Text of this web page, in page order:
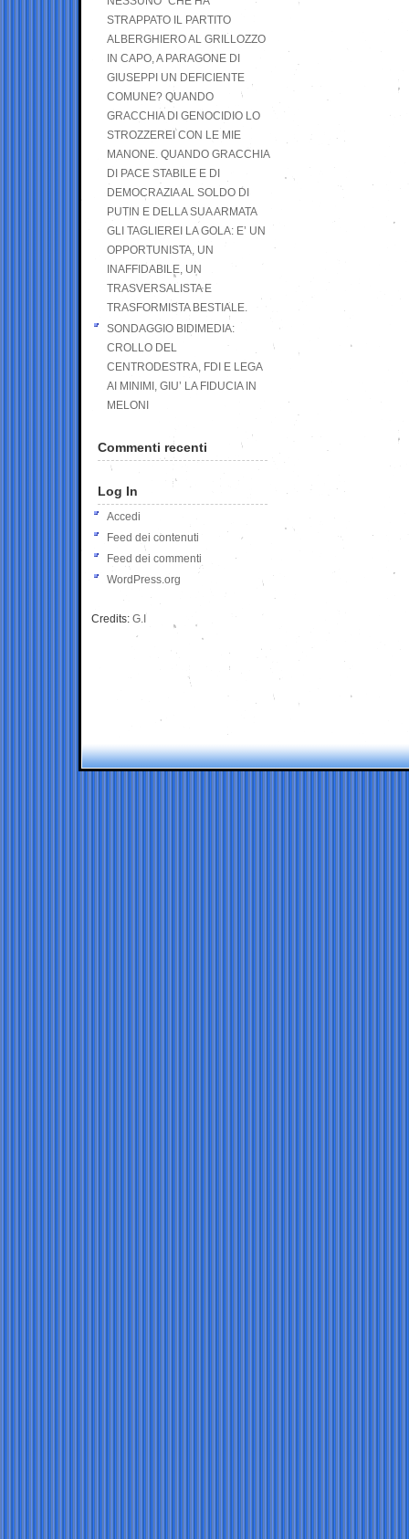
STRAPPATO IL PARTITO
ALBERGHIERO AL GRILLOZZO
IN CAPO, A PARAGONE DI
GIUSEPPI UN DEFICIENTE
COMUNE? QUANDO
GRACCHIA DI GENOCIDIO LO
STROZZEREI CON LE MIE
MANONE. QUANDO GRACCHIA
DI PACE STABILE E DI
DEMOCRAZIA AL SOLDO DI
PUTIN E DELLA SUA ARMATA
GLI TAGLIEREI LA GOLA: E’ UN
OPPORTUNISTA, UN
INAFFIDABILE, UN
TRASVERSALISTA E
TRASFORMISTA BESTIALE.
SONDAGGIO BIDIMEDIA:
CROLLO DEL
CENTRODESTRA, FDI E LEGA
AI MINIMI, GIU’ LA FIDUCIA IN
MELONI
Commenti recenti
Log In
Accedi
Feed dei contenuti
Feed dei commenti
WordPress.org
Credits: G.I